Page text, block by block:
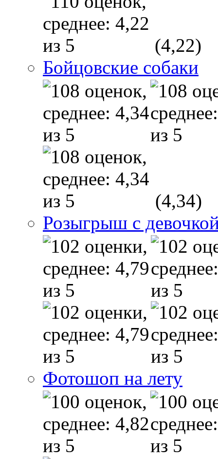
(4,22)
Бойцовские собаки
(4,34)
Розыгрыш с
Фотошоп на лету